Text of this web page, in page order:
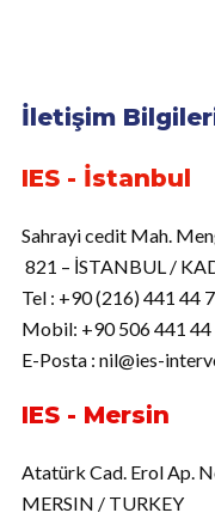
İletişim
IES - İstanbul
Sahrayi cedit Mah.
821 – İSTANBUL /
Tel : +90 (216) 441 44
Mobil: +90 506 441 44
E-Posta : nil@ies-
IES - Mersin
Atatürk Cad. Erol Ap.
MERSIN / TURKEY